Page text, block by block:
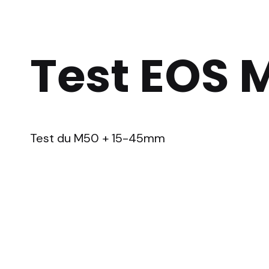
Test EOS
Test du M50 + 15-45mm